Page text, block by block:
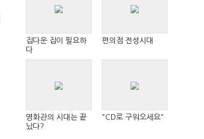
집다운 집이 필요하
다
편의점 전성시대
영화관의 시대는 끝
났다?
"CD로 구워오세요"